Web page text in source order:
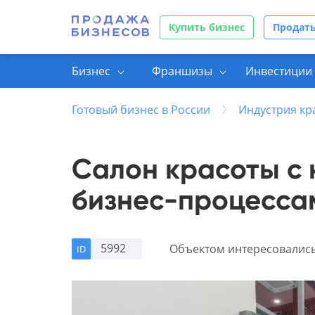
Купить бизнес
Бизнес Франшизы
Готовый бизнес в России Индустрия
Салон красоты с
бизнес-
ID 5992 Объектом